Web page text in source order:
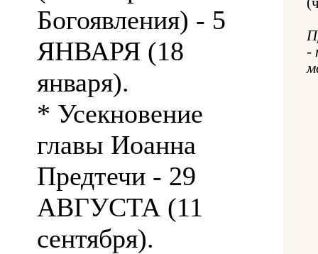
Богоявления) - 5
ЯНВАРЯ (18
января).
* Усекновение
главы Иоанна
Предтечи - 29
АВГУСТА (11
сентября).
-